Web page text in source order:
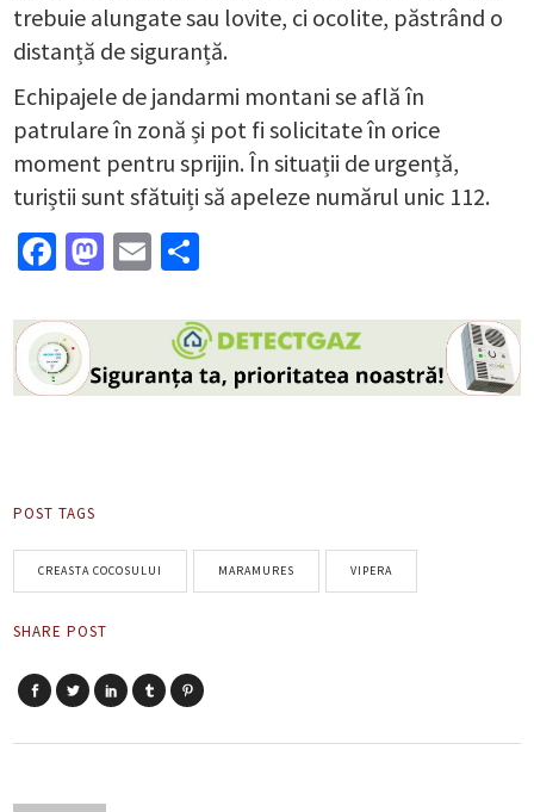
trebuie alungate sau lovite, ci ocolite, păstrând o
distanță de siguranță.
Echipajele de jandarmi montani se află în
patrulare în zonă și pot fi solicitate în orice
moment pentru sprijin. În situații de urgență,
turiștii sunt sfătuiți să apeleze numărul unic 112.
Facebook
Mastodon
Email
POST TAGS
CREASTA COCOSULUI MARAMURES VIPERA
SHARE POST